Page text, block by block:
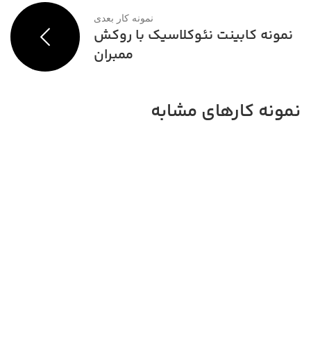
نمونه کار بعدی
نمونه کابینت نئوکلاسیک با روکش
ممبران
نمونه کارهای مشابه